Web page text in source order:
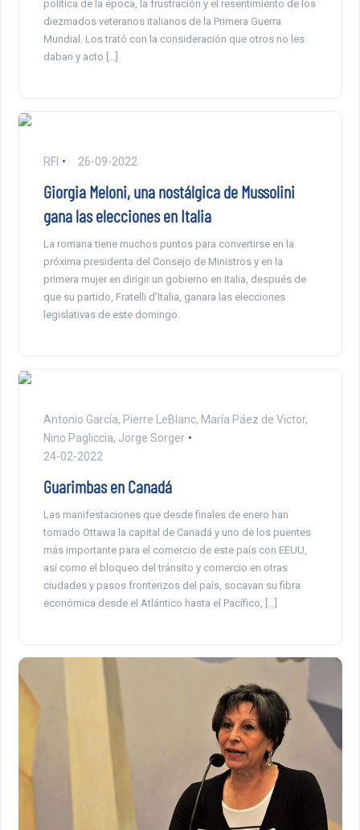
política de la época, la frustración y el resentimiento de los
diezmados veteranos italianos de la Primera Guerra
Mundial. Los trató con la consideración que otros no les
daban y acto […]
RFI 26-09-2022
Giorgia Meloni, una nostálgica de Mussolini
gana las elecciones en Italia
La romana tiene muchos puntos para convertirse en la
próxima presidenta del Consejo de Ministros y en la
primera mujer en dirigir un gobierno en Italia, después de
que su partido, Fratelli d’Italia, ganara las elecciones
legislativas de este domingo.
Antonio García, Pierre LeBlanc, María Páez de Victor,
Nino Pagliccia, Jorge Sorger
24-02-2022
Guarimbas en Canadá
Las manifestaciones que desde finales de enero han
tomado Ottawa la capital de Canadá y uno de los puentes
más importante para el comercio de este país con EEUU,
así como el bloqueo del tránsito y comercio en otras
ciudades y pasos fronterizos del país, socavan su fibra
económica desde el Atlántico hasta el Pacífico, […]